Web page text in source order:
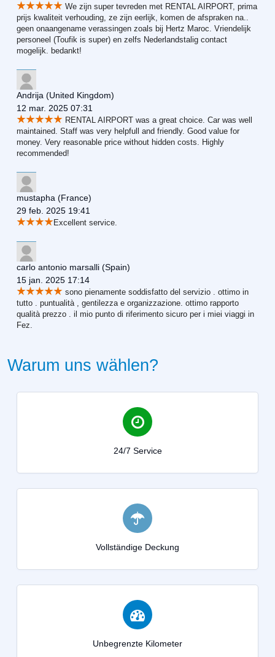
We zijn super tevreden met RENTAL AIRPORT, prima
prijs kwaliteit verhouding, ze zijn eerlijk, komen de afspraken na..
geen onaangename verassingen zoals bij Hertz Maroc. Vriendelijk
personeel (Toufik is super) en zelfs Nederlandstalig contact
mogelijk. bedankt!
Andrija (United Kingdom)
12 mar. 2025 07:31
RENTAL AIRPORT was a great choice. Car was well
maintained. Staff was very helpfull and friendly. Good value for
money. Very reasonable price without hidden costs. Highly
recommended!
mustapha (France)
29 feb. 2025 19:41
Excellent service.
carlo antonio marsalli (Spain)
15 jan. 2025 17:14
sono pienamente soddisfatto del servizio . ottimo in
tutto . puntualità , gentilezza e organizzazione. ottimo rapporto
qualità prezzo . il mio punto di riferimento sicuro per i miei viaggi in
Fez.
Warum uns wählen?
24/7 Service
Vollständige Deckung
Unbegrenzte Kilometer